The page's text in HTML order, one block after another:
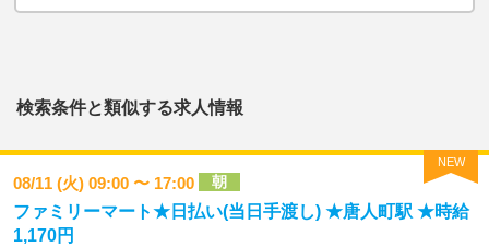
検索条件と類似する求人情報
NEW
08/11 (火) 09:00 〜 17:00 朝
ファミリーマート★日払い(当日手渡し) ★唐人町駅 ★時給
1,170円